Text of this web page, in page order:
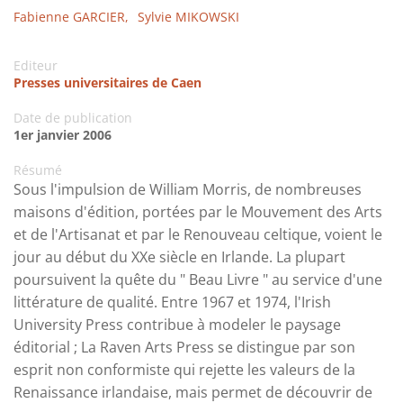
Fabienne GARCIER, Sylvie MIKOWSKI
Editeur
Presses universitaires de Caen
Date de publication
1er janvier 2006
Résumé
Sous l'impulsion de William Morris, de nombreuses
maisons d'édition, portées par le Mouvement des Arts
et de l'Artisanat et par le Renouveau celtique, voient le
jour au début du XXe siècle en Irlande. La plupart
poursuivent la quête du " Beau Livre " au service d'une
littérature de qualité. Entre 1967 et 1974, l'Irish
University Press contribue à modeler le paysage
éditorial ; La Raven Arts Press se distingue par son
esprit non conformiste qui rejette les valeurs de la
Renaissance irlandaise, mais permet de découvrir de